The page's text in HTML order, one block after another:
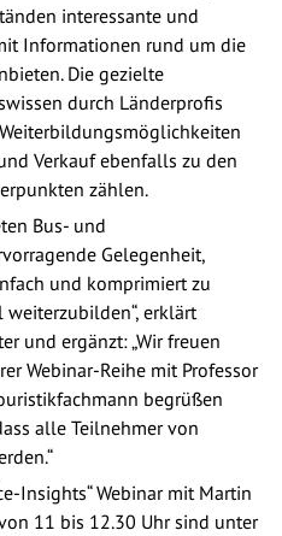
interessante und
Informationen rund um die
Die gezielte
durch Länderprofis
Verkauf ebenfalls zu den
zählen.
Bus- und
Gelegenheit,
und komprimiert zu
erklärt
und ergänzt: „Wir freuen
Webinar-Reihe mit Professor
begrüßen
alle Teilnehmer von
Insights“ Webinar mit Martin
11 bis 12.30 Uhr sind unter